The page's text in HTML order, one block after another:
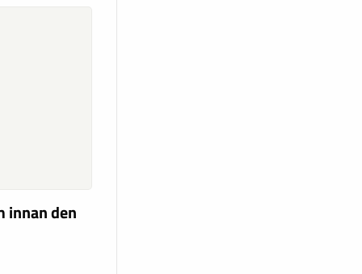
innan den